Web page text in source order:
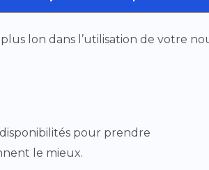
lon dans l’utilisation de votre
pour prendre
le mieux.